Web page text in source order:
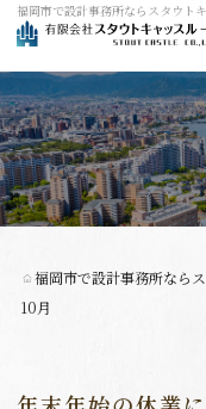
福岡市で設計事務所なら
10月